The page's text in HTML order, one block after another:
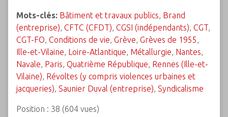
Mots-clés: Bâtiment et travaux publics, Brand
(entreprise), CFTC (CFDT), CGSI (indépendants), CGT,
CGT-FO, Conditions de vie, Grève, Grèves de 1955,
Ille-et-Vilaine, Loire-Atlantique, Métallurgie, Nantes,
Navale, Paris, Quatrième République, Rennes (Ille-et-
Vilaine), Révoltes (y compris violences urbaines et
jacqueries), Saunier Duval (entreprise), Syndicalisme
Position : 38 (604 vues)